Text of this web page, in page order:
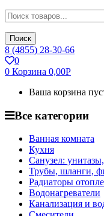
Поиск
8 (4855) 28-30-66
0
0 Корзина 0,00Р
Ваша корзина
Все категории
Ванная комната
Кухня
Санузел:
Трубы, шланги,
Радиаторы
Водонагреватели
Канализация и